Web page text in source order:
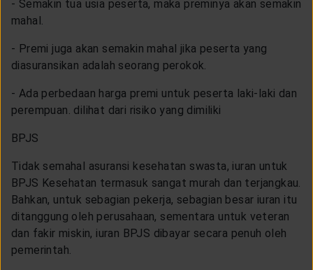
- Semakin tua usia peserta, maka preminya akan semakin
mahal.
- Premi juga akan semakin mahal jika peserta yang
diasuransikan adalah seorang perokok.
- Ada perbedaan harga premi untuk peserta laki-laki dan
perempuan. dilihat dari risiko yang dimiliki
BPJS
Tidak semahal asuransi kesehatan swasta, iuran untuk
BPJS Kesehatan termasuk sangat murah dan terjangkau.
Bahkan, untuk sebagian pekerja, sebagian besar iuran itu
ditanggung oleh perusahaan, sementara untuk veteran
dan fakir miskin, iuran BPJS dibayar secara penuh oleh
pemerintah.